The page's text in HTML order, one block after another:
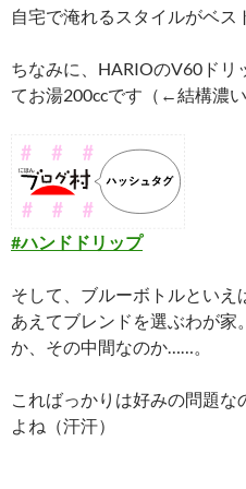
自宅で淹れるスタイルがベス
ちなみに、HARIOのV60ドリ
てお湯200ccです（←結構濃い
#ハンドドリップ
そして、ブルーボトルといえ
あえてブレンドを選ぶわが
か、その中間なのか……。
こればっかりは好みの問題
よね（汗汗）